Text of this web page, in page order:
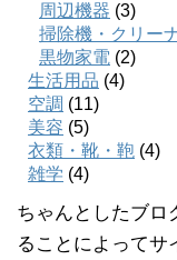
周辺機器 (3)
掃除機・クリー
黒物家電 (2)
生活用品 (4)
空調 (11)
美容 (5)
衣類・靴・鞄 (4)
雑学 (4)
ちゃんとしたブロ
ることによってサ